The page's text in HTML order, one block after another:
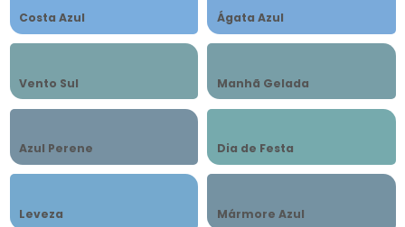
Costa Azul Ágata Azul
Vento Sul Manhã Gelada
Azul Perene Dia de Festa
Leveza Mármore Azul